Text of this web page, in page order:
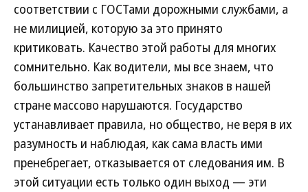
соответствии с ГОСТами дорожными службами, а
не милицией, которую за это принято
критиковать. Качество этой работы для многих
сомнительно. Как водители, мы все знаем, что
большинство запретительных знаков в нашей
стране массово нарушаются. Государство
устанавливает правила, но общество, не веря в их
разумность и наблюдая, как сама власть ими
пренебрегает, отказывается от следования им. В
этой ситуации есть только один выход — эти